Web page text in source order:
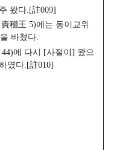
왔다.[註009]
稽王 5)에는 동이교위
바쳤다.
에 다시 [사절이] 왔으
였다.[註010]